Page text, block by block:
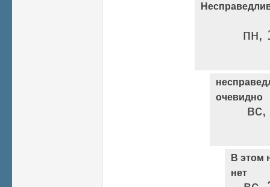
пн,
очевидно
В этом
нет